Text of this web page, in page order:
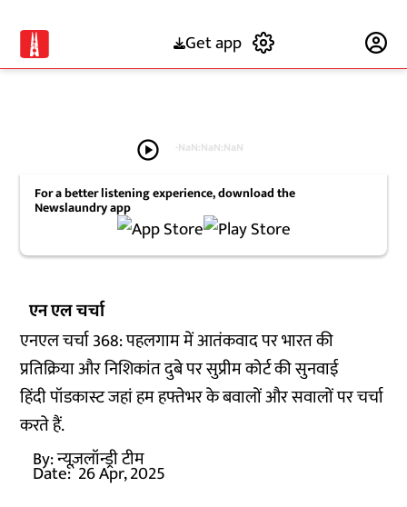
Get app
play_circle -NaN:NaN:NaN
For a better listening experience, download the
Newslaundry app
एन एल चर्चा
एनएल चर्चा 368: पहलगाम में आतंकवाद पर भारत की
प्रतिक्रिया और निशिकांत दुबे पर सुप्रीम कोर्ट की सुनवाई
हिंदी पॉडकास्ट जहां हम हफ्तेभर के बवालों और सवालों पर चर्चा
करते हैं.
By:न्यूज़लॉन्ड्री टीम
Date: 26 Apr, 2025